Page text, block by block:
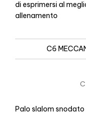
di esprimersi al
allenamento
C6
Palo slalom snodato